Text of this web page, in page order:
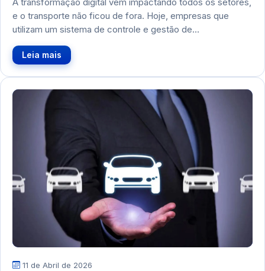
e o transporte não ficou de fora. Hoje, empresas que
utilizam um sistema de controle e gestão de…
Leia mais
11 de Abril de 2026